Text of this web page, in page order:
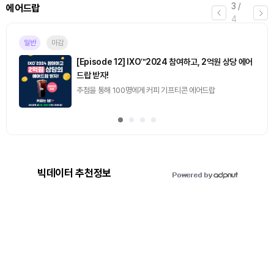
3 /
4
에어드랍
일반 마감
[Episode 12] IXO™2024 참여하고, 2억원 상당 에어
드랍 받자!
추첨을 통해 100명에게 커피 기프티콘 에어드랍
빅데이터 추천정보